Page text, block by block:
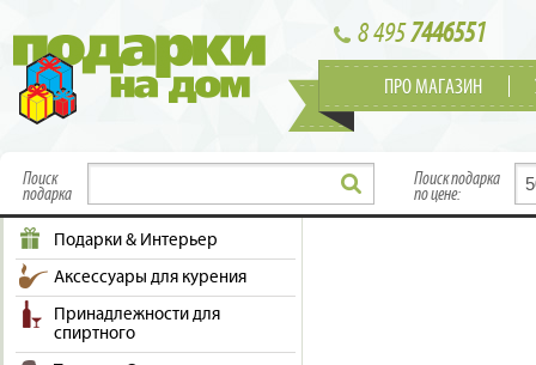
8 4957446551
ПРО МАГАЗИН
Поиск
подарка
Поиск подарка
по цене:
Подарки & Интерьер
Аксессуары для курения
Принадлежности для
спиртного